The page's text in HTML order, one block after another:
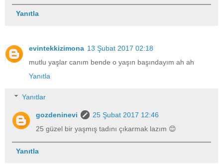
Yanıtla
evintekkizimona 13 Şubat 2017 02:18
mutlu yaşlar canım bende o yaşın başındayım ah ah
Yanıtla
Yanıtlar
gozdeninevi
25 Şubat 2017 12:46
25 güzel bir yaşmış tadını çıkarmak lazım 😊
Yanıtla